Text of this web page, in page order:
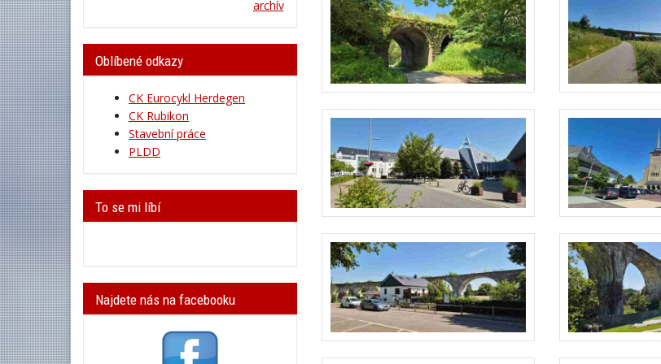
archív
Oblíbené odkazy
CK Eurocykl Herdegen
CK Rubikon
Stavební práce
PLDD
To se mi líbí
Najdete nás na facebooku